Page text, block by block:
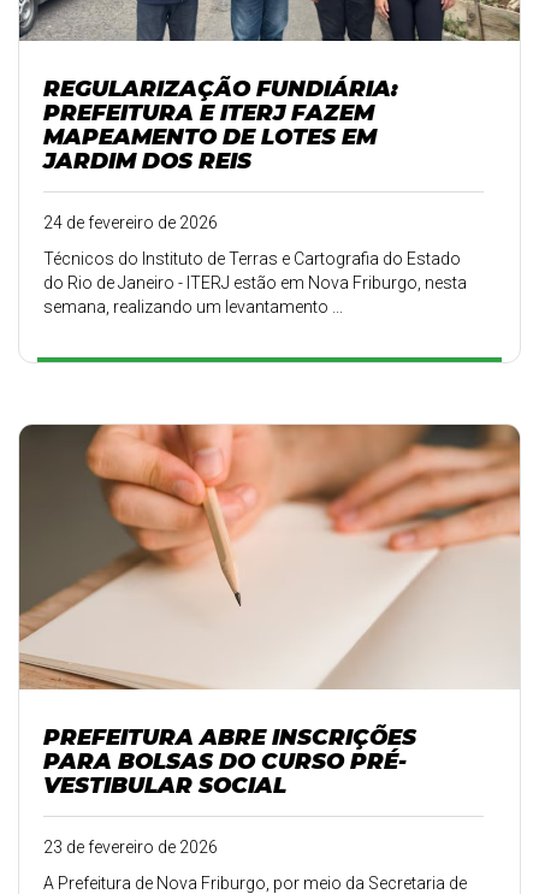
REGULARIZAÇÃO FUNDIÁRIA:
PREFEITURA E ITERJ FAZEM
MAPEAMENTO DE LOTES EM
JARDIM DOS REIS
24 de fevereiro de 2026
Técnicos do Instituto de Terras e Cartografia do Estado
do Rio de Janeiro - ITERJ estão em Nova Friburgo, nesta
semana, realizando um levantamento ...
PREFEITURA ABRE INSCRIÇÕES
PARA BOLSAS DO CURSO PRÉ-
VESTIBULAR SOCIAL
23 de fevereiro de 2026
A Prefeitura de Nova Friburgo, por meio da Secretaria de